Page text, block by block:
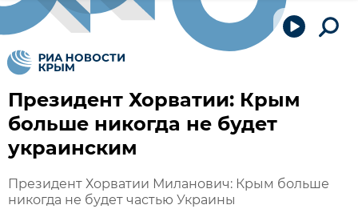
Президент Хорватии: Крым
больше никогда не будет
украинским
Президент Хорватии Миланович: Крым больше
никогда не будет частью Украины